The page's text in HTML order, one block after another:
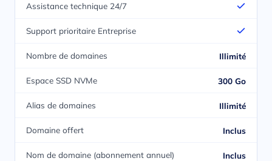
Assistance technique 24/7
Support prioritaire Entreprise
Nombre de domaines Illimité
Espace SSD NVMe 300 Go
Alias de domaines Illimité
Domaine offert Inclus
Nom de domaine (abonnement annuel) Inclus